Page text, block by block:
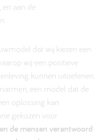
aan de
dat wij kiezen een
wij een positieve
kunnen uitoefenen.
een model dat de
oplossing kan
gekozen voor
de mensen verantwoord